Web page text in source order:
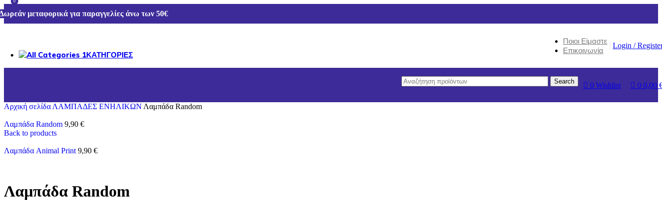
μεταφορικά για παραγγελίες άνω των 50€
Ποιοι Είμαστε
Επικοινωνία
Login /
ΚΑΤΗΓΟΡΙΕΣ
ΧΡΙΣΤΟΥΓΕΝΝΙΑΤΙΚΑ ΕΙΔΗ
Search 0 Wishlist 0 0,00
Αρχική σελίδα ΛΑΜΠΑΔΕΣ ΕΝΗΛΙΚΩΝ Λαμπάδα Random
Λαμπάδα Random 9,90 €
Back to products
Λαμπάδα Animal Print 9,90 €
Λαμπάδα Random
0